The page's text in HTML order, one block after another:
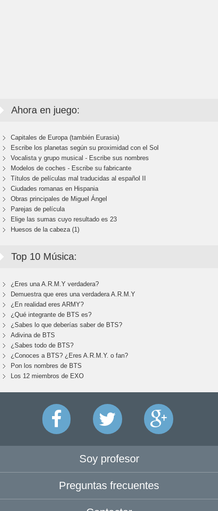
Ahora en juego:
Capitales de Europa (también Eurasia)
Escribe los planetas según su proximidad con el Sol
Vocalista y grupo musical - Escribe sus nombres
Modelos de coches - Escribe su fabricante
Títulos de películas mal traducidas al español II
Ciudades romanas en Hispania
Obras principales de Miguel Ángel
Parejas de película
Elige las sumas cuyo resultado es 23
Huesos de la cabeza (1)
Top 10 Música:
¿Eres una A.R.M.Y verdadera?
Demuestra que eres una verdadera A.R.M.Y
¿En realidad eres ARMY?
¿Qué integrante de BTS es?
¿Sabes lo que deberías saber de BTS?
Adivina de BTS
¿Sabes todo de BTS?
¿Conoces a BTS? ¿Eres A.R.M.Y. o fan?
Pon los nombres de BTS
Los 12 miembros de EXO
Soy profesor
Preguntas frecuentes